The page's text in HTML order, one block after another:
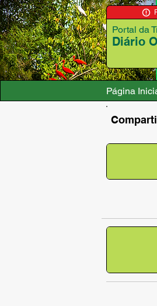
Diário
Portal da
Página